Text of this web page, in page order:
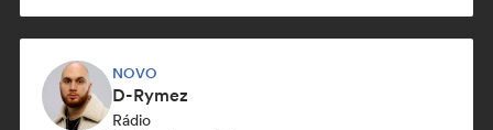
NOVO
D-Rymez
Rádio